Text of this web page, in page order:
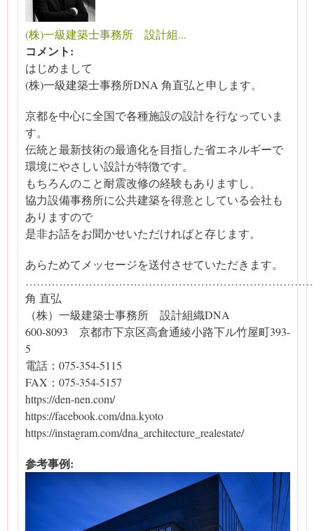
(株)一級建築士事務所 設計組...
コメント:
はじめまして
(株)一級建築士事務所DNA 角直弘と申します。
京都を中心に全国で各種施設の設計を行なっていま
す。
伝統と最新技術の最適化を目指した省エネルギーで
環境にやさしい設計が特徴です。
もちろんのこと耐震改修の経験もありますし、
協力設備事務所に公共建築を得意としている会社も
ありますので
是非お話をお聞かせいただければと存じます。
あらためてメッセージを送付させていただきます。
角 直弘
（株）一級建築士事務所 設計組織DNA
600-8093 京都市下京区高倉通綾小路下ル竹屋町393-
5
電話：075-354-5115
FAX：075-354-5157
https://den-nen.com/
https://facebook.com/dna.kyoto
https://instagram.com/dna_architecture_realestate/
参考事例: